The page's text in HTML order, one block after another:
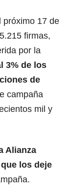
próximo 17 de
firmas,
por la
3% de los
de
campaña
mil y
Alianza
los deje